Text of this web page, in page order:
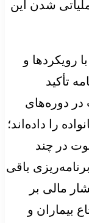
شدن این
رویکردها و
تأکید
در دوره‌های
را داده‌اند؛
در چند
باقی
مالی بر
بیماران و